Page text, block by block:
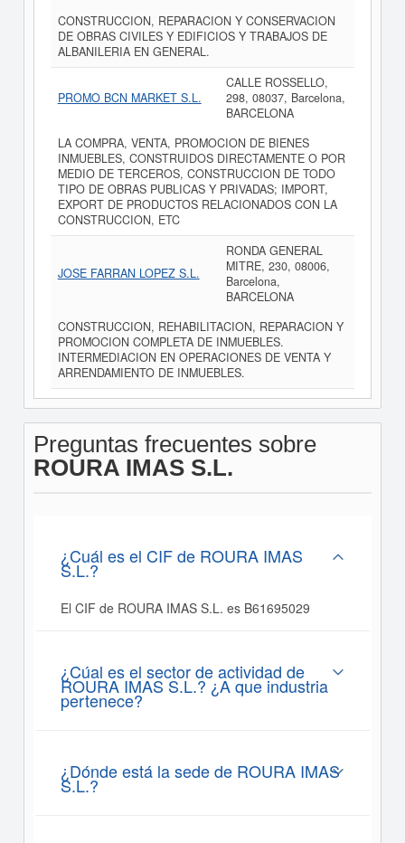
CONSTRUCCION, REPARACION Y CONSERVACION
DE OBRAS CIVILES Y EDIFICIOS Y TRABAJOS DE
ALBANILERIA EN GENERAL.
PROMO BCN MARKET S.L.
CALLE ROSSELLO,
298, 08037, Barcelona,
BARCELONA
LA COMPRA, VENTA, PROMOCION DE BIENES
INMUEBLES, CONSTRUIDOS DIRECTAMENTE O POR
MEDIO DE TERCEROS, CONSTRUCCION DE TODO
TIPO DE OBRAS PUBLICAS Y PRIVADAS; IMPORT,
EXPORT DE PRODUCTOS RELACIONADOS CON LA
CONSTRUCCION, ETC
JOSE FARRAN LOPEZ S.L.
RONDA GENERAL
MITRE, 230, 08006,
Barcelona,
BARCELONA
CONSTRUCCION, REHABILITACION, REPARACION Y
PROMOCION COMPLETA DE INMUEBLES.
INTERMEDIACION EN OPERACIONES DE VENTA Y
ARRENDAMIENTO DE INMUEBLES.
Preguntas frecuentes sobre
ROURA IMAS S.L.
¿Cuál es el CIF de ROURA IMAS
S.L.?
El CIF de ROURA IMAS S.L. es B61695029
¿Cúal es el sector de actividad de
ROURA IMAS S.L.? ¿A que industria
pertenece?
¿Dónde está la sede de ROURA IMAS
S.L.?